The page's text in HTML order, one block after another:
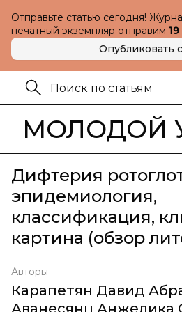
Отправьте статью сегодня!
печатный экземпляр отправим 19
Опубликовать
МОЛОДОЙ
Дифтерия
эпидемиология,
классификация,
картина (обзор
Авторы
Карапетян Давид
Аванесянц Анжелика